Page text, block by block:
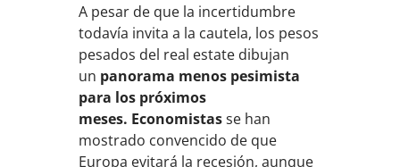
A pesar de que la incertidumbre
todavía invita a la cautela, los pesos
pesados del real estate dibujan
un panorama menos pesimista
para los próximos
meses. Economistasse han
mostrado convencido de que
Europa evitará la recesión, aunque